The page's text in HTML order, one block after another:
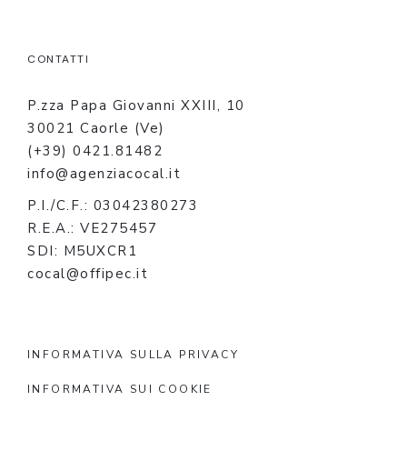
CONTATTI
P.zza Papa Giovanni XXIII, 10
30021 Caorle (Ve)
(+39) 0421.81482
info@agenziacocal.it
P.I./C.F.: 03042380273
R.E.A.: VE275457
SDI: M5UXCR1
cocal@offipec.it
INFORMATIVA SULLA PRIVACY
INFORMATIVA SUI COOKIE